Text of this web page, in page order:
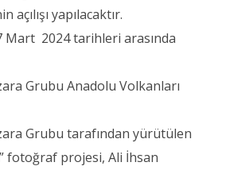
açılışı yapılacaktır.
2024 tarihleri arasında
Grubu Anadolu Volkanları
Grubu tarafından yürütülen
fotoğraf projesi, Ali İhsan